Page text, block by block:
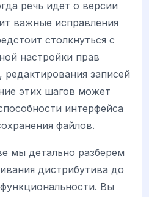
речь идет о версии
важные исправления
столкнуться с
настройки прав
записей
этих шагов может
интерфейса
файлов.
мы детально разберем
дистрибутива до
Вы